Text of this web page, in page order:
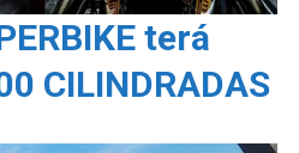
terá
CILINDRADAS